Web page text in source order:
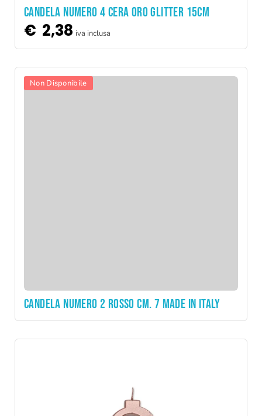
CANDELA NUMERO 4 CERA ORO GLITTER 15CM
€ 2,38 iva inclusa
Non Disponibile
CANDELA NUMERO 2 ROSSO CM. 7 MADE IN ITALY